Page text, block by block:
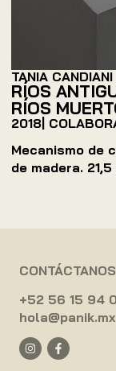
TANIA CANDIANI
RÍOS
RÍOS
2018 |
Mecanismo de
de madera.
CONTÁCTANOS
+52 56 15 94
hola@panik.mx